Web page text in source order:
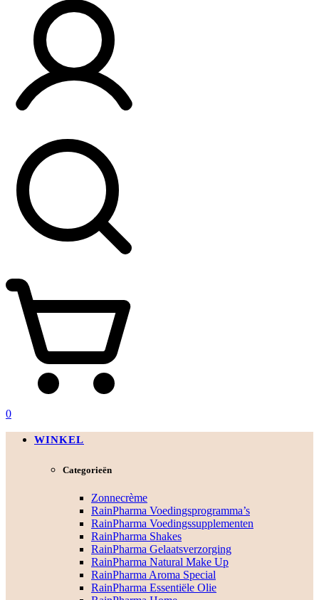
0
WINKEL
Categorieën
Zonnecrème
RainPharma Voedingsprogramma’s
RainPharma Voedingssupplementen
RainPharma Shakes
RainPharma Gelaatsverzorging
RainPharma Natural Make Up
RainPharma Aroma Special
RainPharma Essentiële Olie